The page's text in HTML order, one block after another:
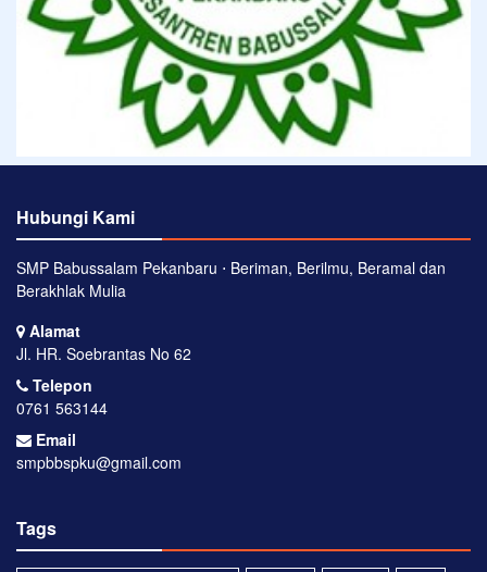
Hubungi Kami
SMP Babussalam Pekanbaru ⋅ Beriman, Berilmu, Beramal dan
Berakhlak Mulia
Alamat
Jl. HR. Soebrantas No 62
Telepon
0761 563144
Email
smpbbspku@gmail.com
Tags